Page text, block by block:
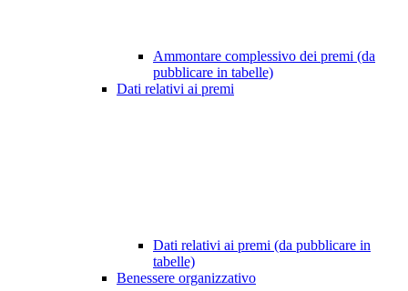
Ammontare complessivo dei premi (da
pubblicare in tabelle)
Dati relativi ai premi
Dati relativi ai premi (da pubblicare in
tabelle)
Benessere organizzativo